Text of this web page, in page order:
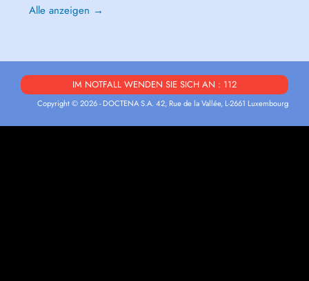
Alle anzeigen →
IM NOTFALL WENDEN SIE SICH AN : 112
Copyright © 2026 - DOCTENA S.A. 42, Rue de la Vallée, L-2661 Luxembourg